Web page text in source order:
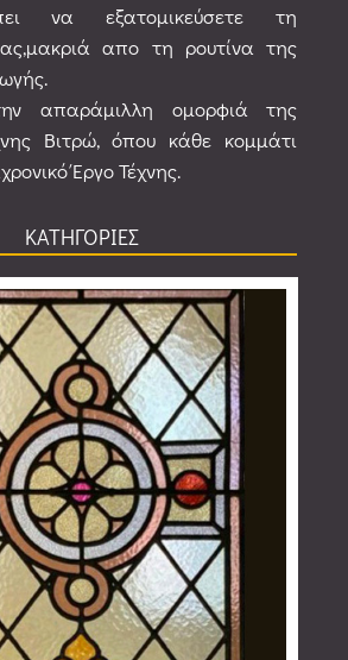
να εξατομικεύσετε τη
απο τη ρουτίνα της
απαράμιλλη ομορφιά της
Βιτρώ, όπου κάθε κομμάτι
Έργο Τέχνης.
ΚΑΤΗΓΟΡΙΕΣ